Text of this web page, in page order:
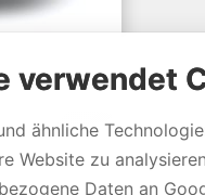
verwendet
ähnliche
Website zu
Daten an